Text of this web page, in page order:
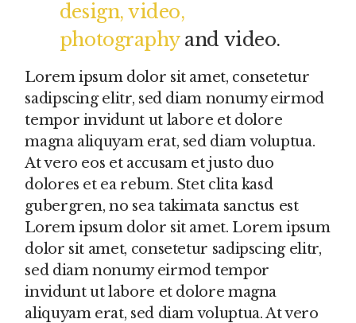
design, video,
photographyand video.
Lorem ipsum dolor sit amet, consetetur
sadipscing elitr, sed diam nonumy eirmod
tempor invidunt ut labore et dolore
magna aliquyam erat, sed diam voluptua.
At vero eos et accusam et justo duo
dolores et ea rebum. Stet clita kasd
gubergren, no sea takimata sanctus est
Lorem ipsum dolor sit amet. Lorem ipsum
dolor sit amet, consetetur sadipscing elitr,
sed diam nonumy eirmod tempor
invidunt ut labore et dolore magna
aliquyam erat, sed diam voluptua. At vero